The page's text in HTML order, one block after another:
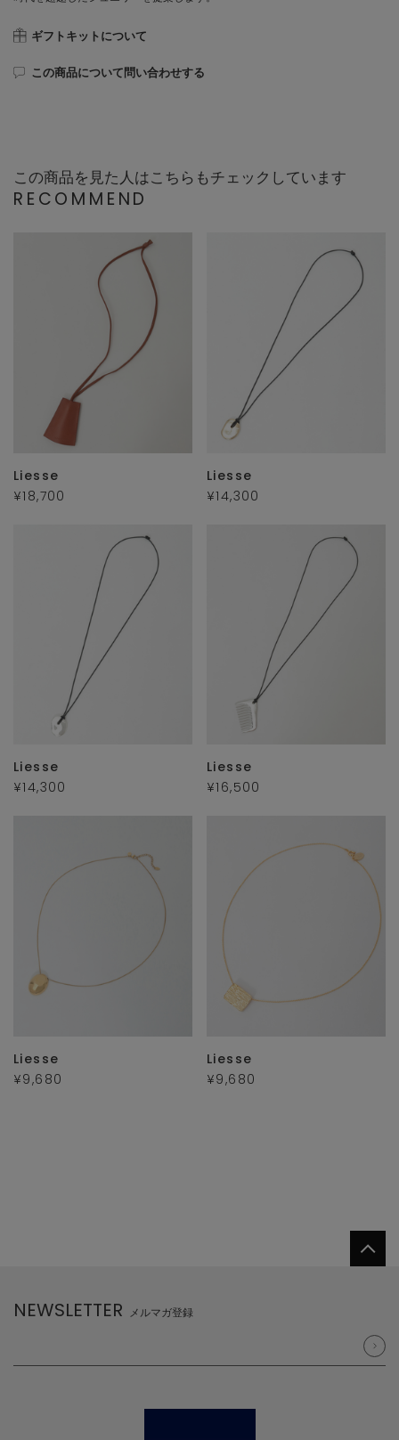
ギフトキットについて
この商品について問い合わせする
この商品を見た人はこちらもチェックしています
RECOMMEND
Liesse
¥18,700
Liesse
¥14,300
Liesse
¥14,300
Liesse
¥16,500
Liesse
¥9,680
Liesse
¥9,680
NEWSLETTER メルマガ登録